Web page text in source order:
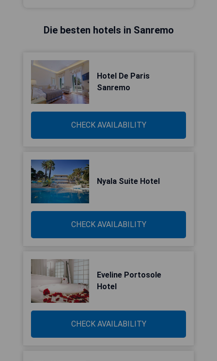
Die besten hotels in Sanremo
Hotel De Paris
Sanremo
CHECK AVAILABILITY
Nyala Suite Hotel
CHECK AVAILABILITY
Eveline Portosole
Hotel
CHECK AVAILABILITY